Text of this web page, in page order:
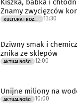
Kiszka, babka i
Znamy zwycięzców
KULTURA I ROZRYWKA 13:30
Dziwny smak i
znika ze sklepów
AKTUALNOŚCI 12:00
Unijne miliony na
AKTUALNOŚCI 10:00